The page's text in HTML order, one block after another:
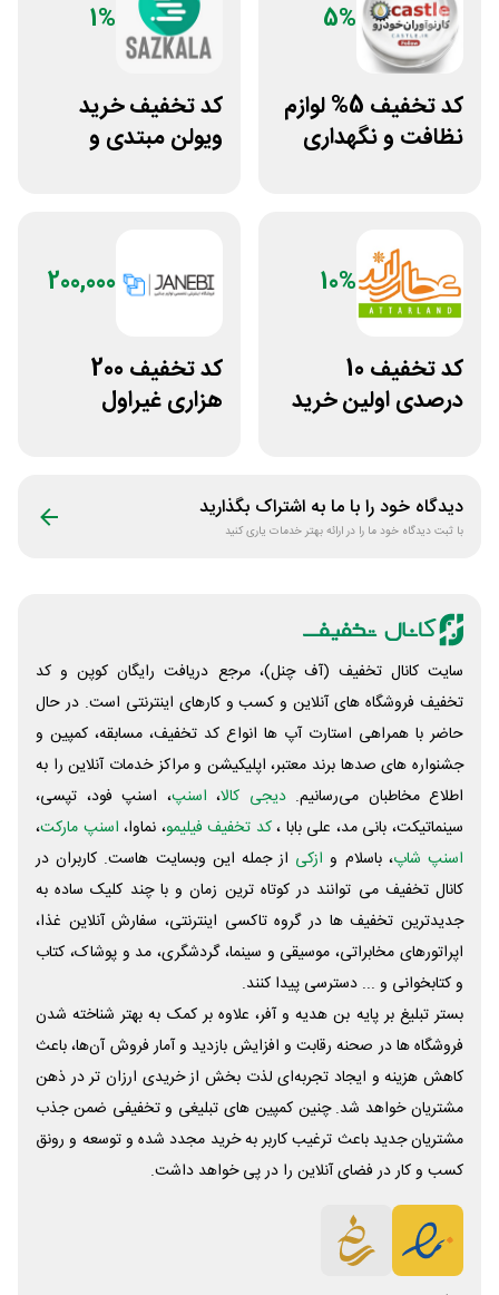
5%
کد تخفیف 5% لوازم
نظافت و نگهداری
1%
کد تخفیف خرید
ویولن مبتدی و
10%
کد تخفیف 10
درصدی اولین خرید
200,000
کد تخفیف 200
هزاری غیراول
دیدگاه خود را با ما به اشتراک بگذارید
با ثبت دیدگاه خود ما را در ارائه بهتر خدمات یاری کنید
سایت کانال تخفیف (آف چنل)، مرجع دریافت رایگان کوپن و کد
تخفیف فروشگاه های آنلاین و کسب و‌ کارهای اینترنتی است. در حال
حاضر با همراهی استارت آپ ها انواع کد تخفیف، مسابقه، کمپین و
جشنواره های صدها برند معتبر، اپلیکیشن و مراکز خدمات آنلاین را به
اطلاع مخاطبان می‌رسانیم. دیجی کالا، اسنپ، اسنپ فود، تپسی،
سینماتیکت، بانی مد، علی‌ بابا ،کد تخفیف فیلیمو، نماوا، اسنپ مارکت،
اسنپ شاپ، باسلام و ازکی از جمله این وبسایت ‌هاست. کاربران در
کانال تخفیف می توانند در کوتاه ترین زمان و با چند کلیک ساده به
جدیدترین تخفیف ها در گروه تاکسی اینترنتی، سفارش آنلاین غذا،
اپراتورهای مخابراتی، موسیقی و سینما، گردشگری، مد و پوشاک، کتاب
و کتابخوانی و ... دسترسی پیدا کنند.
بستر تبلیغ بر پایه بن هدیه و آفر، علاوه بر کمک به بهتر شناخته شدن
فروشگاه ها در صحنه رقابت و افزایش بازدید و آمار فروش آن‌ها، باعث
کاهش هزینه و ایجاد تجربه‌ای لذت بخش از خریدی ارزان تر در ذهن
مشتریان خواهد شد. چنین کمپین های تبلیغی و تخفیفی ضمن جذب
مشتریان جدید باعث ترغیب کاربر به خرید مجدد شده و توسعه و رونق
کسب و کار در فضای آنلاین را در پی خواهد داشت.